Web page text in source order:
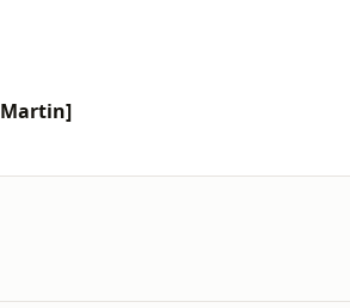
Martin]